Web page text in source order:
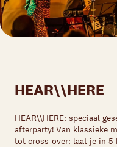
HEAR\\HERE
HEAR\\HERE: speciaal
afterparty! Van klassieke
tot cross-over: laat je in 5